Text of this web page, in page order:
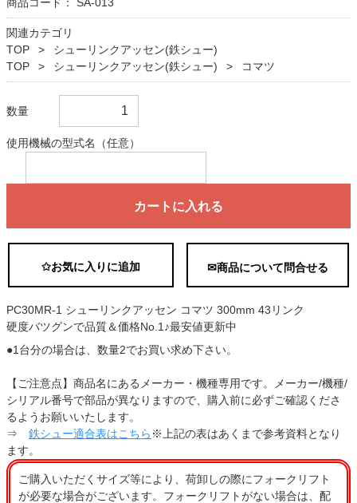
関連カテゴリ
TOP
シューリンクアッセン(鉄シュー)
TOP
シューリンクアッセン(鉄シュー) コマツ
数量
使用機械の型式名（任意）
カートに入れる
✩お気に入りに追加 ✉商品について問合せる
PC30MR-1 シューリンクアッセン コマツ 300mm 43リンク
硬度バツグンで品質＆価格No.1♪最安値更新中
●1台分の場合は、数量2でお買い求め下さい。
【ご注意点】商品名にあるメーカー・機種専用です。メーカー/機種/
シリアル番号で部品が異なりますので、購入前に必ずご確認くださ
るようお願いいたします。
⇒ 鉄シュー適合表はこちら ※上記の表はあくまで参考資料となり
ます。
ご購入いただくサイズ等により、荷卸しの際にフォークリフト
が必要な場合がございます。フォークリフトがない場合は、配